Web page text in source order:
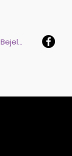
Bejelentkezés